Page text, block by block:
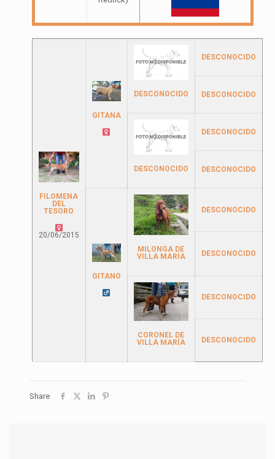
FILOMENA
DEL
TESORO
20/06/2015
GITANA
DESCONOCIDO
DESCONOCIDO
DESCONOCIDO
DESCONOCIDO
DESCONOCIDO
DESCONOCIDO
GITANO
MILONGA DE
VILLA MARÍA
DESCONOCIDO
DESCONOCIDO
CORONEL DE
VILLA MARÍA
DESCONOCIDO
DESCONOCIDO
Share